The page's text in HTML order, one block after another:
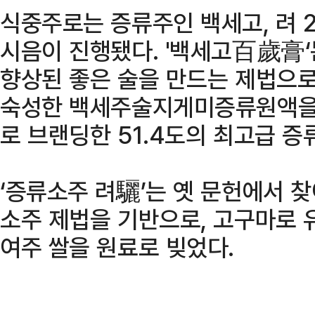
식중주로는 증류주인 백세고,
시음이 진행됐다. '백세고百歲膏
향상된 좋은 술을 만드는 제법으
숙성한 백세주술지게미증류원액
로 브랜딩한 51.4도의 최고급 증
‘증류소주 려驪’는 옛 문헌에서
소주 제법을 기반으로, 고구마로
여주 쌀을 원료로 빚었다.